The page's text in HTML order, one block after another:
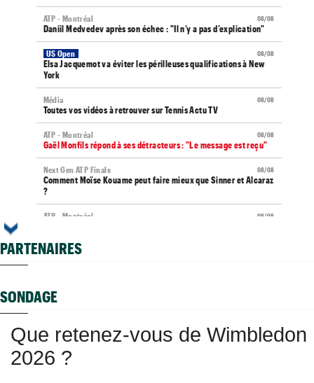
08/08
ATP - Montréal
Daniil Medvedev après son échec : "Il n’y a pas d’explication"
08/08
US Open
Elsa Jacquemot va éviter les périlleuses qualifications à New
York
08/08
Média
Toutes vos vidéos à retrouver sur Tennis Actu TV
08/08
ATP - Montréal
Gaël Monfils répond à ses détracteurs : "Le message est reçu"
08/08
Next Gen ATP Finals
Comment Moïse Kouame peut faire mieux que Sinner et Alcaraz
?
08/08
ATP - Montréal
Istanbul (CH)
08/08
Grodzisk Mazowiecki (CH)
Mathys Erhard passe à quelques points d'une finale
WTA - Toronto
PARTENAIRES
SONDAGE
Que retenez-vous de Wimbledon
2026 ?